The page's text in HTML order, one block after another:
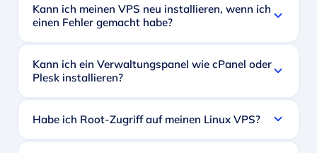
Kann ich meinen VPS neu installieren, wenn ich
einen Fehler gemacht habe?
Kann ich ein Verwaltungspanel wie cPanel oder
Plesk installieren?
Habe ich Root-Zugriff auf meinen Linux VPS?